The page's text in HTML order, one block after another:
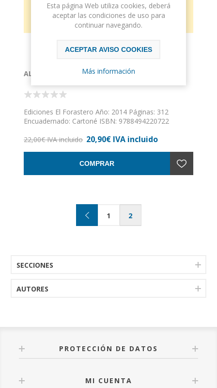
AL RÍO Y POR AHÍ
Ediciones El Forastero Año: 2014 Páginas: 312
Encuadernado: Cartoné ISBN: 9788494220722
22,00€ IVA incluido 20,90€ IVA incluido
COMPRAR
1 2
SECCIONES
AUTORES
PROTECCIÓN DE DATOS
MI CUENTA
Esta página Web utiliza cookies, deberá
aceptar las condiciones de uso para
continuar navegando.
ACEPTAR AVISO COOKIES
Más información